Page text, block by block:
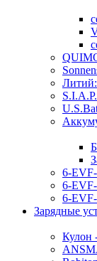
6-
6-
6-
Зарядные
Кулон